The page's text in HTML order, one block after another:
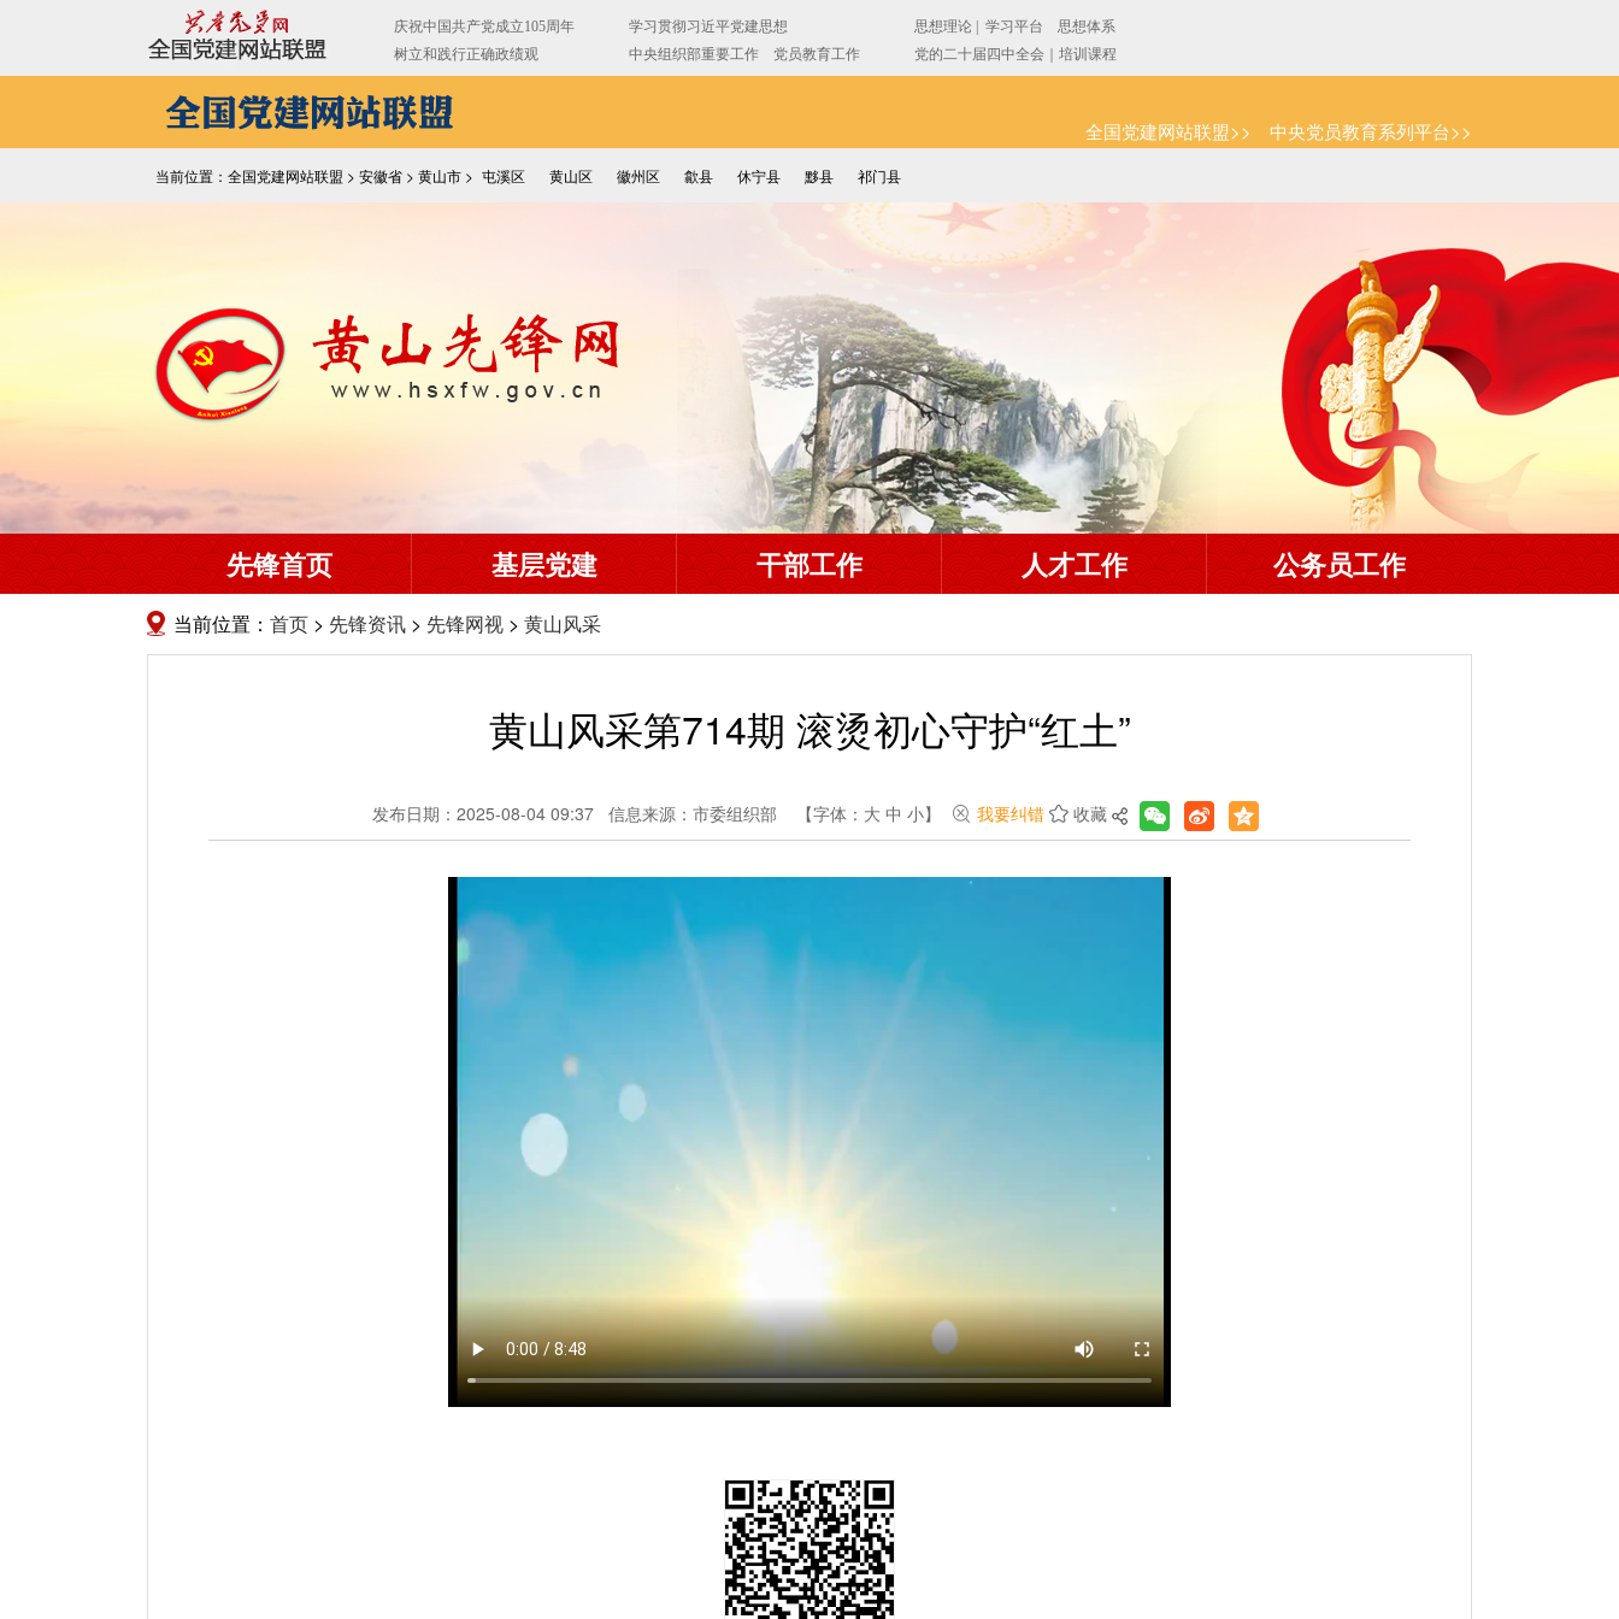
全国党建网站联盟>> 中央党员教育系列平台>>
当前位置：全国党建网站联盟 > 安徽省 > 黄山市 > 屯溪区 黄山区 徽州区 歙县 休宁县 黟县 祁门县
先锋首页 基层党建 干部工作 人才工作 公务员工作
当前位置： 首页 > 先锋资讯 > 先锋网视 > 黄山风采
黄山风采第714期 滚烫初心守护“红土”
发布日期：2025-08-04 09:37 信息来源：市委组织部 【字体： 大 中 小】 我要纠错 收藏